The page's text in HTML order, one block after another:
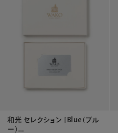
和光 セレクション [Blue（ブル
ー）...